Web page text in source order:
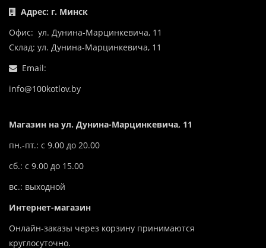
Адрес: г. Минск
Офис: ул. Дунина-Марцинкевича, 11
Склад: ул. Дунина-Марцинкевича, 11
Email:
info@100kotlov.by
Магазин на ул. Дунина-Марцинкевича, 11
пн.-пт.: с 9.00 до 20.00
сб.: с 9.00 до 15.00
вс.: выходной
Интернет-магазин
Онлайн-заказы через корзину принимаются
круглосуточно.